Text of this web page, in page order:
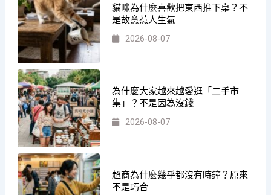
貓咪為什麼喜歡把東西推下桌？不
是故意惹人生氣
2026-08-07
為什麼大家越來越愛逛「二手市
集」？不是因為沒錢
2026-08-07
超商為什麼幾乎都沒有時鐘？原來
不是巧合